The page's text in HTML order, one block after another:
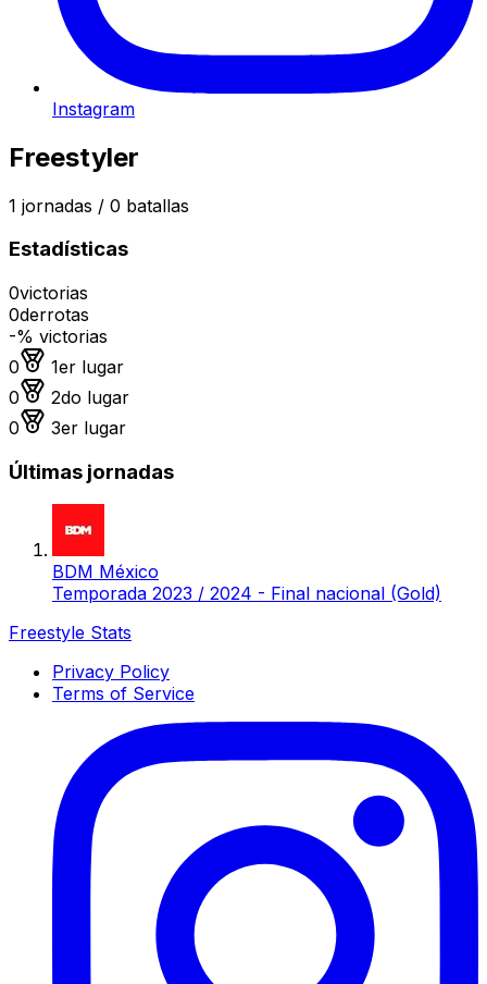
Instagram
Freestyler
1 jornadas / 0 batallas
Estadísticas
0victorias
0derrotas
-% victorias
0
Medalla de oro
1er lugar
0
Medalla de plata
2do lugar
0
Medalla de bronce
3er lugar
Últimas jornadas
BDM México
Temporada 2023 / 2024 - Final nacional (Gold)
Freestyle Stats
Privacy Policy
Terms of Service